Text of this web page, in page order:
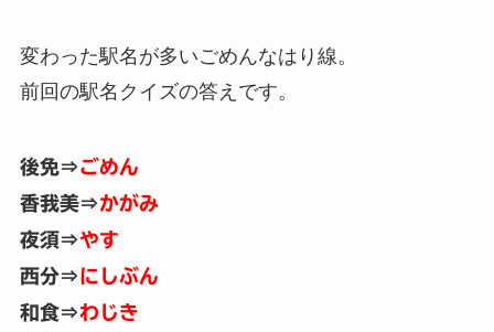
変わった駅名が多いごめんなはり線。
前回の駅名クイズの答えです。
後免⇒ごめん
香我美⇒かがみ
夜須⇒やす
西分⇒にしぶん
和食⇒わじき